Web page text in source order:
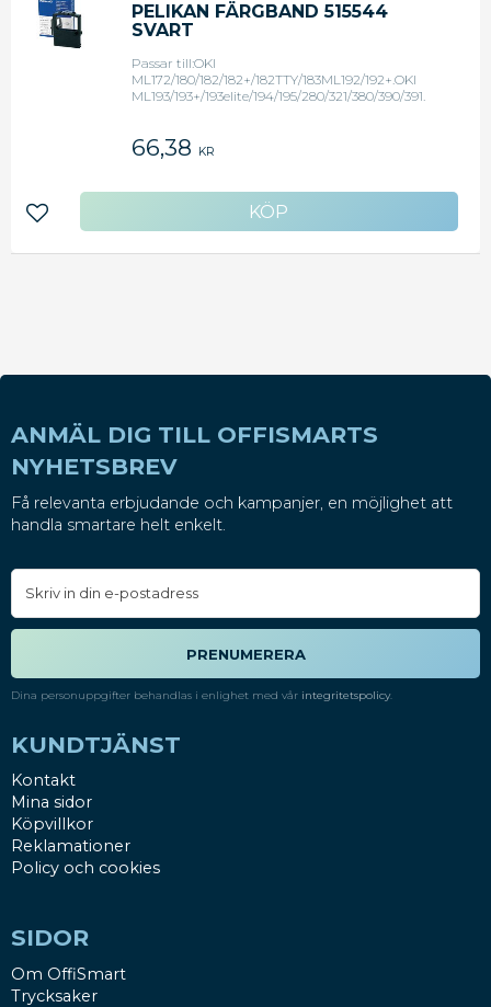
PELIKAN FÄRGBAND 515544
SVART
Passar till:OKI
ML172/180/182/182+/182TTY/183ML192/192+.OKI
ML193/193+/193elite/194/195/280/321/380/390/391.
66,38 KR
Lägg till i favoriter
ANMÄL DIG TILL OFFISMARTS
NYHETSBREV
Få relevanta erbjudande och kampanjer, en möjlighet att
handla smartare helt enkelt.
PRENUMERERA
Dina personuppgifter behandlas i enlighet med vår integritetspolicy.
KUNDTJÄNST
Kontakt
Mina sidor
Köpvillkor
Reklamationer
Policy och cookies
SIDOR
Om OffiSmart
Trycksaker